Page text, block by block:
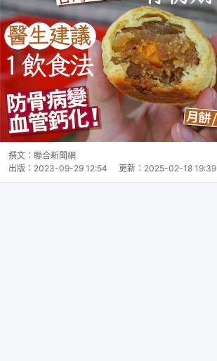
撰文： 聯合新聞網
出版： 2023-09-29 12:54 更新： 2025-02-18 19:39